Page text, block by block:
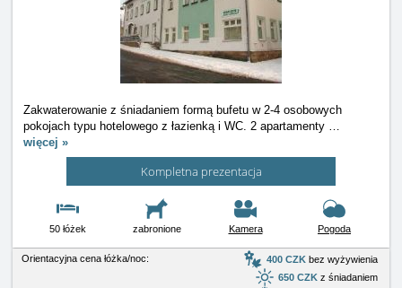
Zakwaterowanie z śniadaniem formą bufetu w 2-4 osobowych
pokojach typu hotelowego z łazienką i WC. 2 apartamenty …
więcej »
Kompletna prezentacja
50 łóżek zabronione Kamera Pogoda
Orientacyjna cena łóżka/noc: 400 CZK bez wyżywienia
650 CZK z śniadaniem